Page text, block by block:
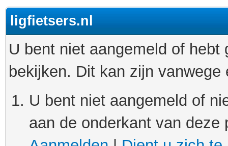
ligfietsers.nl
U bent niet aangemeld of
bekijken. Dit kan zijn
U bent niet aangemeld of
aan de onderkant van